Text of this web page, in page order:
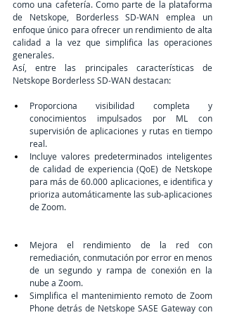
como una cafetería. Como parte de la plataforma
de Netskope, Borderless SD-WAN emplea un
enfoque único para ofrecer un rendimiento de alta
calidad a la vez que simplifica las operaciones
generales.
Así, entre las principales características de
Netskope Borderless SD-WAN destacan:
Proporciona visibilidad completa y
conocimientos impulsados por ML con
supervisión de aplicaciones y rutas en tiempo
real.
Incluye valores predeterminados inteligentes
de calidad de experiencia (QoE) de Netskope
para más de 60.000 aplicaciones, e identifica y
prioriza automáticamente las sub-aplicaciones
de Zoom.
Mejora el rendimiento de la red con
remediación, conmutación por error en menos
de un segundo y rampa de conexión en la
nube a Zoom.
Simplifica el mantenimiento remoto de Zoom
Phone detrás de Netskope SASE Gateway con